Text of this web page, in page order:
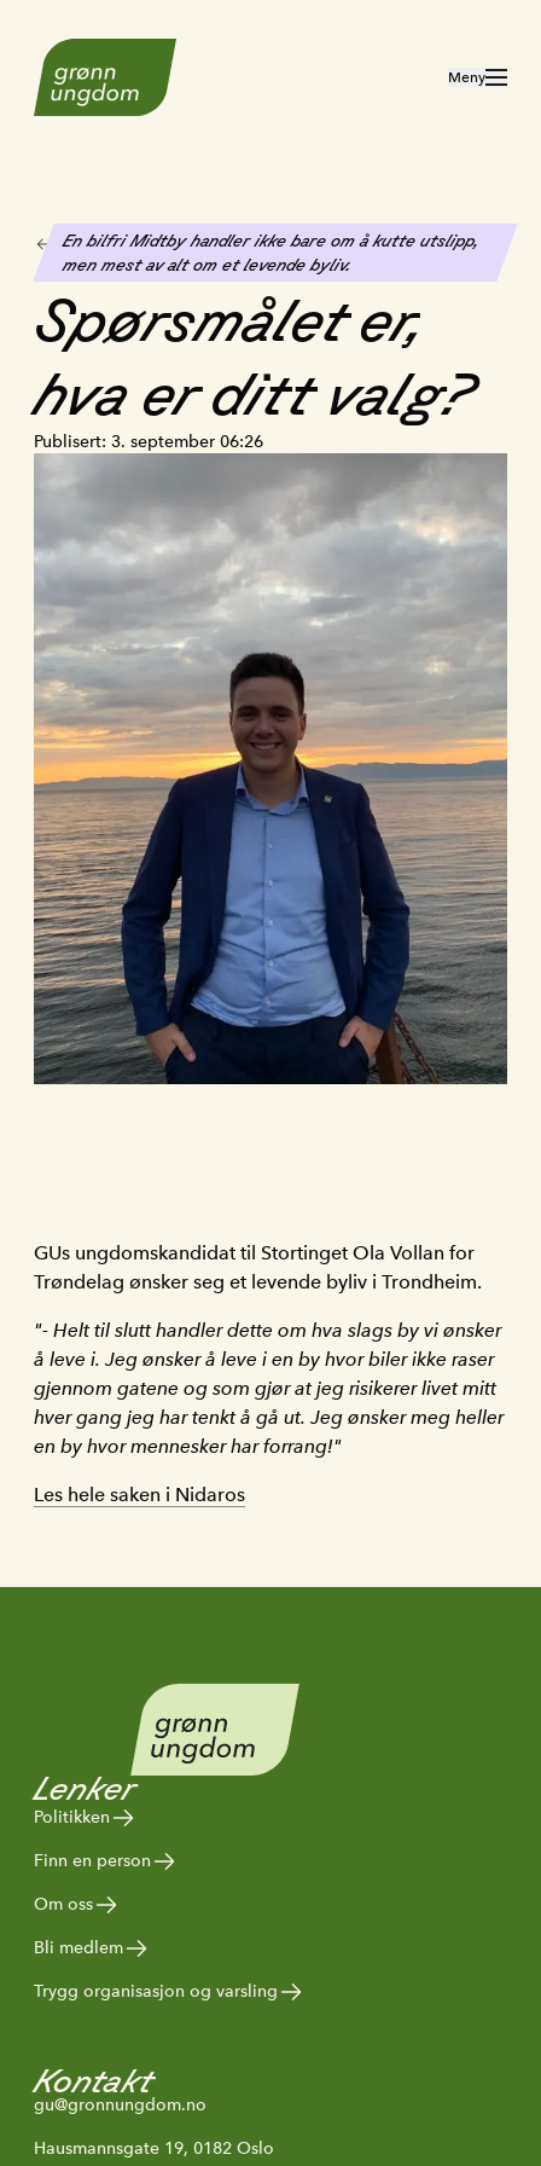
Til forsiden
Åpne meny
Meny
Se alt aktuelt
En bilfri Midtby handler ikke bare om å kutte utslipp,
men mest av alt om et levende byliv.
Spørsmålet er,
hva erdittvalg?
Publisert: 3. september 06:26
GUs ungdomskandidat til Stortinget Ola Vollan for
Trøndelag ønsker seg et levende byliv i Trondheim.
"- Helt til slutt handler dette om hva slags by vi ønsker
å leve i. Jeg ønsker å leve i en by hvor biler ikke raser
gjennom gatene og som gjør at jeg risikerer livet mitt
hver gang jeg har tenkt å gå ut. Jeg ønsker meg heller
en by hvor mennesker har forrang!"
Les hele saken i Nidaros
Lenker
Politikken
Finn en person
Om oss
Bli medlem
Trygg organisasjon og varsling
Kontakt
gu@gronnungdom.no
Hausmannsgate 19, 0182 Oslo